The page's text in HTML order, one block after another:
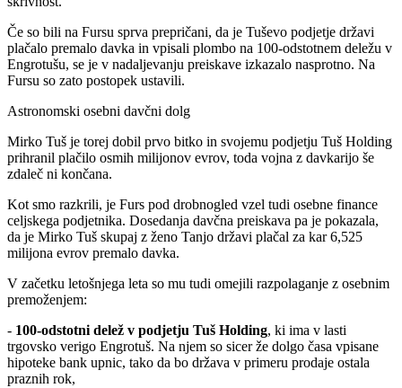
Če so bili na Fursu sprva prepričani, da je Tuševo podjetje državi
plačalo premalo davka in vpisali plombo na 100-odstotnem deležu v
Engrotušu, se je v nadaljevanju preiskave izkazalo nasprotno. Na
Fursu so zato postopek ustavili.
Astronomski osebni davčni dolg
Mirko Tuš je torej dobil prvo bitko in svojemu podjetju Tuš Holding
prihranil plačilo osmih milijonov evrov, toda vojna z davkarijo še
zdaleč ni končana.
Kot smo razkrili, je Furs pod drobnogled vzel tudi osebne finance
celjskega podjetnika. Dosedanja davčna preiskava pa je pokazala,
da je Mirko Tuš skupaj z ženo Tanjo državi plačal za kar 6,525
milijona evrov premalo davka.
V začetku letošnjega leta so mu tudi omejili razpolaganje z osebnim
premoženjem:
- 100-odstotni delež v podjetju Tuš Holding, ki ima v lasti
trgovsko verigo Engrotuš. Na njem so sicer že dolgo časa vpisane
hipoteke bank upnic, tako da bo država v primeru prodaje ostala
praznih rok,